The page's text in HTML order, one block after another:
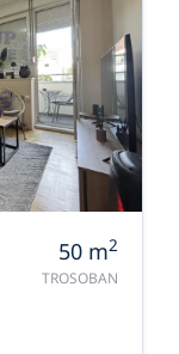
50 m2
TROSOBAN